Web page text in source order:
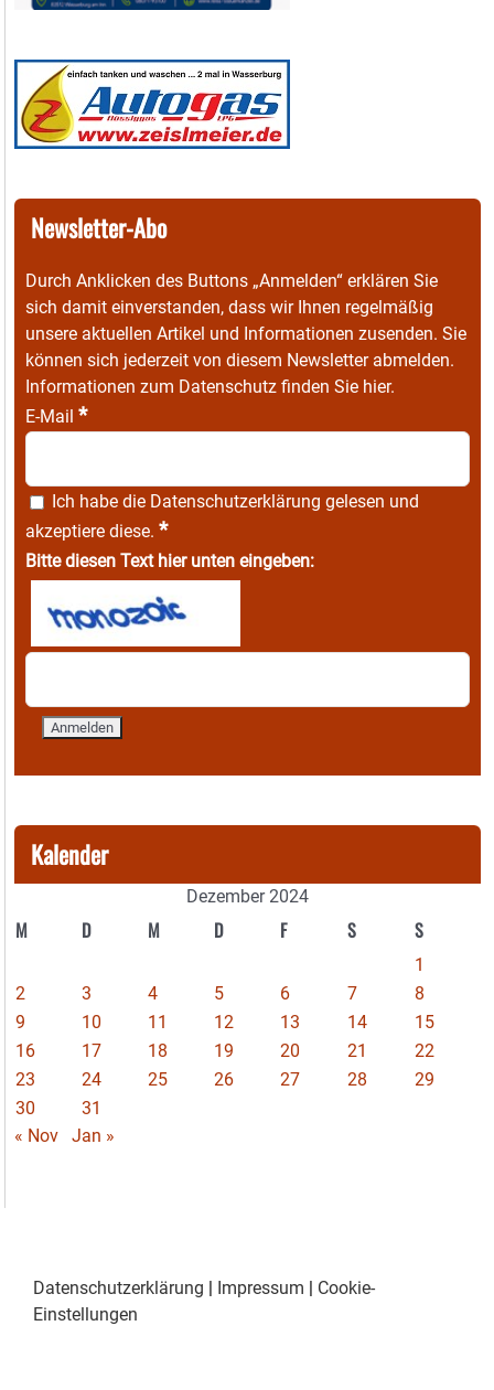
Newsletter-Abo
Durch Anklicken des Buttons „Anmelden“ erklären Sie
sich damit einverstanden, dass wir Ihnen regelmäßig
unsere aktuellen Artikel und Informationen zusenden. Sie
können sich jederzeit von diesem Newsletter abmelden.
Informationen zum Datenschutz finden Sie hier.
E-Mail *
Ich habe die Datenschutzerklärung gelesen und
akzeptiere diese. *
Bitte diesen Text hier unten eingeben:
Kalender
Dezember 2024
M D M D F S S
1
2
3 4 5 6 7
8
9
10 11 12 13 14
15
16
17 18 19 20 21
22
23
24 25 26 27 28
29
30
31
« Nov
Jan »
Datenschutzerklärung | Impressum | Cookie-
Einstellungen